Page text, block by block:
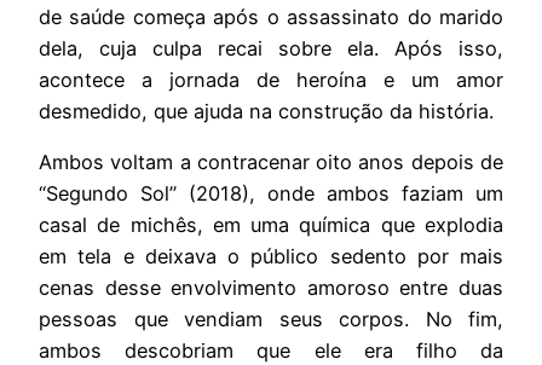
de saúde começa após o assassinato do marido
dela, cuja culpa recai sobre ela. Após isso,
acontece a jornada de heroína e um amor
desmedido, que ajuda na construção da história.
Ambos voltam a contracenar oito anos depois de
“Segundo Sol” (2018), onde ambos faziam um
casal de michês, em uma química que explodia
em tela e deixava o público sedento por mais
cenas desse envolvimento amoroso entre duas
pessoas que vendiam seus corpos. No fim,
ambos descobriam que ele era filho da